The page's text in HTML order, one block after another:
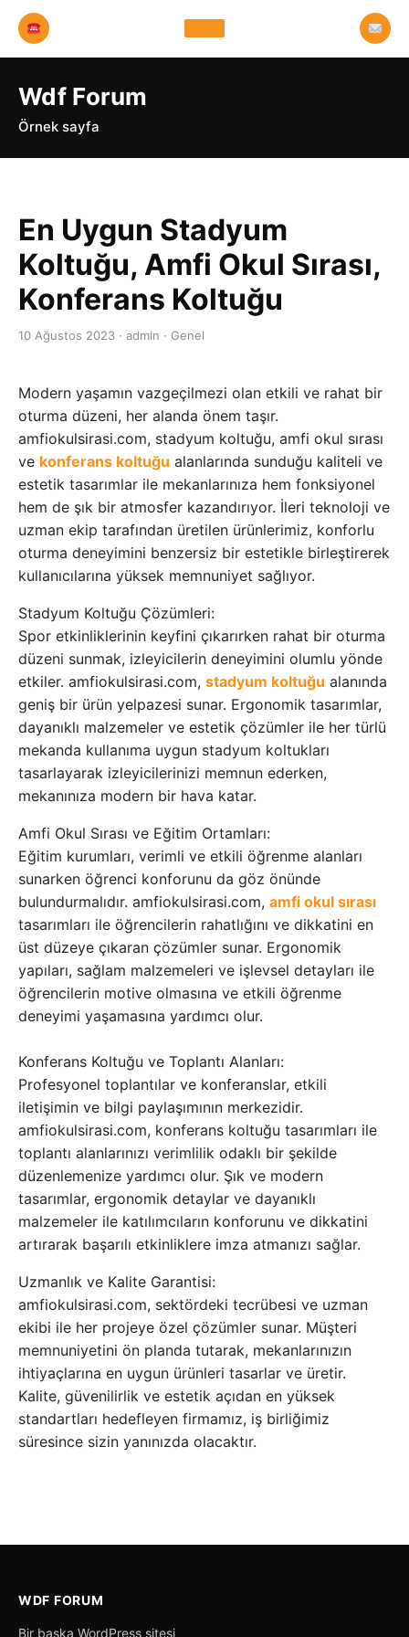
Wdf Forum
Örnek sayfa
En Uygun Stadyum
Koltuğu, Amfi Okul Sırası,
Konferans Koltuğu
10 Ağustos 2023 · admin · Genel
Modern yaşamın vazgeçilmezi olan etkili ve rahat bir
oturma düzeni, her alanda önem taşır.
amfiokulsirasi.com, stadyum koltuğu, amfi okul sırası
ve konferans koltuğu alanlarında sunduğu kaliteli ve
estetik tasarımlar ile mekanlarınıza hem fonksiyonel
hem de şık bir atmosfer kazandırıyor. İleri teknoloji ve
uzman ekip tarafından üretilen ürünlerimiz, konforlu
oturma deneyimini benzersiz bir estetikle birleştirerek
kullanıcılarına yüksek memnuniyet sağlıyor.
Stadyum Koltuğu Çözümleri:
Spor etkinliklerinin keyfini çıkarırken rahat bir oturma
düzeni sunmak, izleyicilerin deneyimini olumlu yönde
etkiler. amfiokulsirasi.com, stadyum koltuğu alanında
geniş bir ürün yelpazesi sunar. Ergonomik tasarımlar,
dayanıklı malzemeler ve estetik çözümler ile her türlü
mekanda kullanıma uygun stadyum koltukları
tasarlayarak izleyicilerinizi memnun ederken,
mekanınıza modern bir hava katar.
Amfi Okul Sırası ve Eğitim Ortamları:
Eğitim kurumları, verimli ve etkili öğrenme alanları
sunarken öğrenci konforunu da göz önünde
bulundurmalıdır. amfiokulsirasi.com, amfi okul sırası
tasarımları ile öğrencilerin rahatlığını ve dikkatini en
üst düzeye çıkaran çözümler sunar. Ergonomik
yapıları, sağlam malzemeleri ve işlevsel detayları ile
öğrencilerin motive olmasına ve etkili öğrenme
deneyimi yaşamasına yardımcı olur.
Konferans Koltuğu ve Toplantı Alanları:
Profesyonel toplantılar ve konferanslar, etkili
iletişimin ve bilgi paylaşımının merkezidir.
amfiokulsirasi.com, konferans koltuğu tasarımları ile
toplantı alanlarınızı verimlilik odaklı bir şekilde
düzenlemenize yardımcı olur. Şık ve modern
tasarımlar, ergonomik detaylar ve dayanıklı
malzemeler ile katılımcıların konforunu ve dikkatini
artırarak başarılı etkinliklere imza atmanızı sağlar.
Uzmanlık ve Kalite Garantisi:
amfiokulsirasi.com, sektördeki tecrübesi ve uzman
ekibi ile her projeye özel çözümler sunar. Müşteri
memnuniyetini ön planda tutarak, mekanlarınızın
ihtiyaçlarına en uygun ürünleri tasarlar ve üretir.
Kalite, güvenilirlik ve estetik açıdan en yüksek
standartları hedefleyen firmamız, iş birliğimiz
süresince sizin yanınızda olacaktır.
WDF FORUM
Bir başka WordPress sitesi